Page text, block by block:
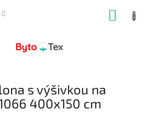
s výšivkou na
400x150 cm